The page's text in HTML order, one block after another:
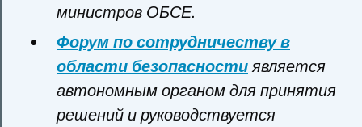
министров ОБСЕ.
Форум по сотрудничеству в
области безопасностиявляется
автономным органом для принятия
решений и руководствуется